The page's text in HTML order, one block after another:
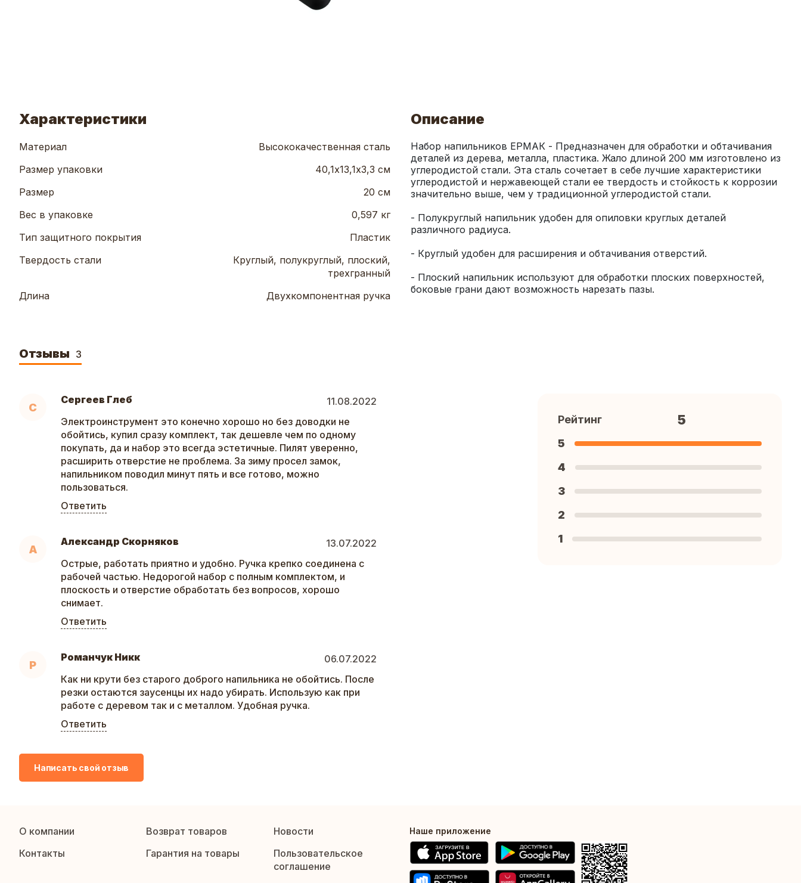
Характеристики
Материал
Высококачественная сталь
Размер упаковки
40,1х13,1х3,3 см
Размер
20 см
Вес в упаковке
0,597 кг
Тип защитного покрытия
Пластик
Твердость стали
Круглый, полукруглый, плоский,
трехгранный
Длина
Двухкомпонентная ручка
Описание
Набор напильников ЕРМАК - Предназначен для обработки и обтачивания
деталей из дерева, металла, пластика. Жало длиной 200 мм изготовлено из
углеродистой стали. Эта сталь сочетает в себе лучшие характеристики
углеродистой и нержавеющей стали ее твердость и стойкость к коррозии
- Полукруглый напильник удобен для опиловки круглых деталей
- Плоский напильник используют для обработки плоских поверхностей,
боковые грани дают возможность нарезать пазы.
Отзывы 3
С
Сергеев Глеб
11.08.2022
Электроинструмент это конечно хорошо но без доводки не
обойтись, купил сразу комплект, так дешевле чем по одному
покупать, да и набор это всегда эстетичные. Пилят уверенно,
расширить отверстие не проблема. За зиму просел замок,
напильником поводил минут пять и все готово, можно
пользоваться.
Ответить
А
Александр Скорняков
13.07.2022
Острые, работать приятно и удобно. Ручка крепко соединена с
рабочей частью. Недорогой набор с полным комплектом, и
плоскость и отверстие обработать без вопросов, хорошо
снимает.
Ответить
Р
Романчук Никк
06.07.2022
Как ни крути без старого доброго напильника не обойтись. После
резки остаются заусенцы их надо убирать. Использую как при
работе с деревом так и с металлом. Удобная ручка.
Ответить
Рейтинг 5
5
4
3
2
1
Написать свой отзыв
О компании Возврат товаров
Новости
Контакты
Гарантия на товары
Пользовательское
соглашение
Наше приложение